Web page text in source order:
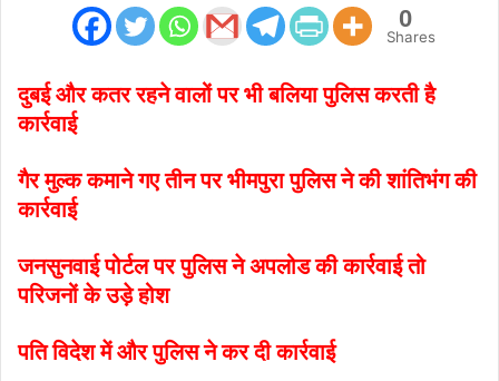
0
Shares
दुबई और कतर रहने वालों पर भी बलिया पुलिस करती है
कार्रवाई
गैर मुल्क कमाने गए तीन पर भीमपुरा पुलिस ने की शांतिभंग की
कार्रवाई
जनसुनवाई पोर्टल पर पुलिस ने अपलोड की कार्रवाई तो
परिजनों के उड़े होश
पति विदेश में और पुलिस ने कर दी कार्रवाई